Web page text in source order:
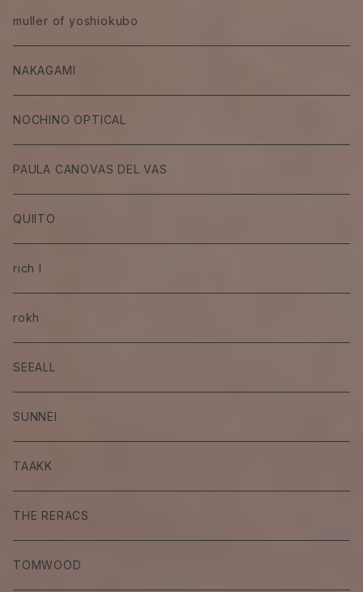
muller of yoshiokubo
NAKAGAMI
NOCHINO OPTICAL
PAULA CANOVAS DEL VAS
QUIITO
rich I
rokh
SEEALL
SUNNEI
TAAKK
THE RERACS
TOMWOOD